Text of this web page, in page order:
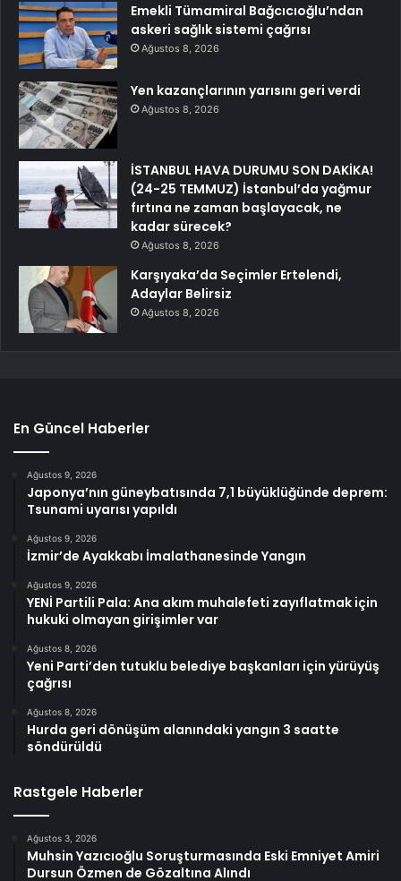
Emekli Tümamiral Bağcıcıoğlu’ndan
askeri sağlık sistemi çağrısı
Ağustos 8, 2026
Yen kazançlarının yarısını geri verdi
Ağustos 8, 2026
İSTANBUL HAVA DURUMU SON DAKİKA!
(24-25 TEMMUZ) İstanbul’da yağmur
fırtına ne zaman başlayacak, ne
kadar sürecek?
Ağustos 8, 2026
Karşıyaka’da Seçimler Ertelendi,
Adaylar Belirsiz
Ağustos 8, 2026
En Güncel Haberler
Ağustos 9, 2026
Japonya’nın güneybatısında 7,1 büyüklüğünde deprem:
Tsunami uyarısı yapıldı
Ağustos 9, 2026
İzmir’de Ayakkabı İmalathanesinde Yangın
Ağustos 9, 2026
YENİ Partili Pala: Ana akım muhalefeti zayıflatmak için
hukuki olmayan girişimler var
Ağustos 8, 2026
Yeni Parti’den tutuklu belediye başkanları için yürüyüş
çağrısı
Ağustos 8, 2026
Hurda geri dönüşüm alanındaki yangın 3 saatte
söndürüldü
Rastgele Haberler
Ağustos 3, 2026
Muhsin Yazıcıoğlu Soruşturmasında Eski Emniyet Amiri
Dursun Özmen de Gözaltına Alındı